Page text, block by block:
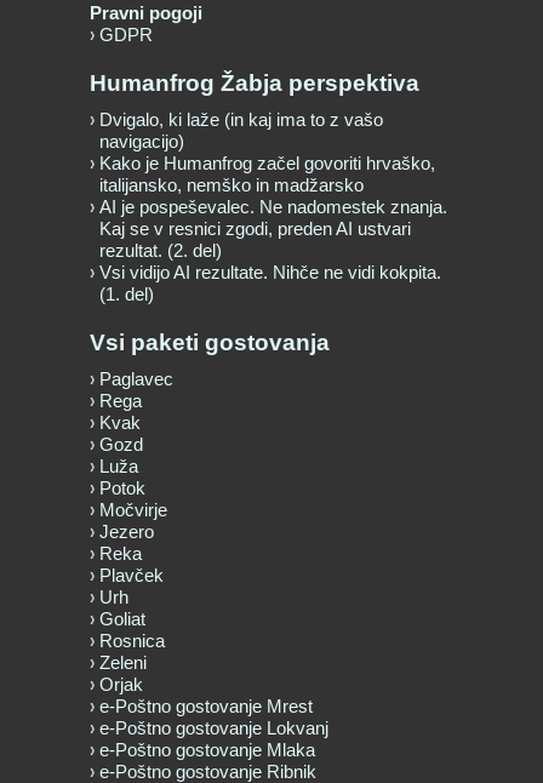
Pravni pogoji
GDPR
Humanfrog Žabja perspektiva
Dvigalo, ki laže (in kaj ima to z vašo
navigacijo)
Kako je Humanfrog začel govoriti hrvaško,
italijansko, nemško in madžarsko
AI je pospeševalec. Ne nadomestek znanja.
Kaj se v resnici zgodi, preden AI ustvari
rezultat. (2. del)
Vsi vidijo AI rezultate. Nihče ne vidi kokpita.
(1. del)
Vsi paketi gostovanja
Paglavec
Rega
Kvak
Gozd
Luža
Potok
Močvirje
Jezero
Reka
Plavček
Urh
Goliat
Rosnica
Zeleni
Orjak
e-Poštno gostovanje Mrest
e-Poštno gostovanje Lokvanj
e-Poštno gostovanje Mlaka
e-Poštno gostovanje Ribnik